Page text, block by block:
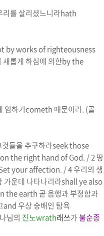
리를 살리셨느니라hath
by works of righteousness
새롭게 하심에 의한by the
임하기cometh 때문이라. (골
들을 추구하라seek those
the right hand of God. / 2땅
your affection. / 4우리의 생
가운데 나타나리라shall ye also
the earth곧 음행과 부정함과
and우상 숭배인 탐욕
님의 진노wrath래쓰가불순종